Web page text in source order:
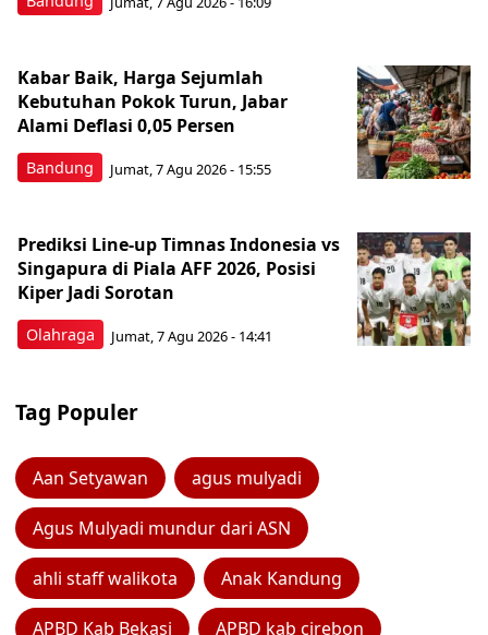
Bandung
Kabar Baik, Harga Sejumlah
Kebutuhan Pokok Turun, Jabar
Alami Deflasi 0,05 Persen
Jumat, 7 Agu 2026 - 15:55
Olahraga
Prediksi Line-up Timnas Indonesia vs
Singapura di Piala AFF 2026, Posisi
Kiper Jadi Sorotan
Jumat, 7 Agu 2026 - 14:41
Tag Populer
Aan Setyawan agus mulyadi
Agus Mulyadi mundur dari ASN
ahli staff walikota Anak Kandung
APBD Kab Bekasi APBD kab cirebon